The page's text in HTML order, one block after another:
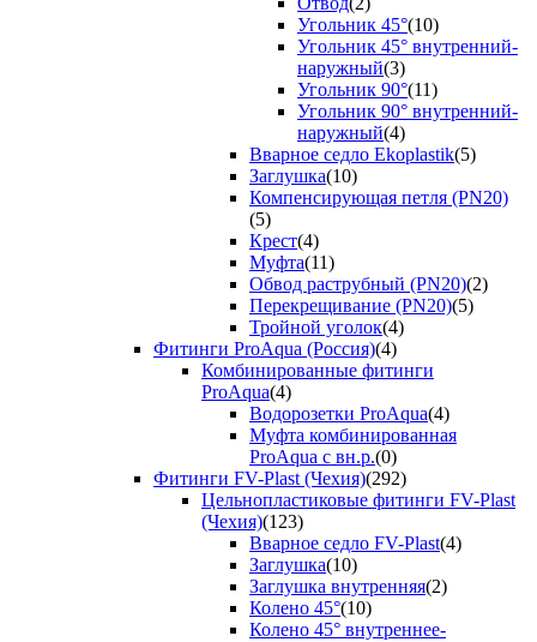
Угольник 45°(10)
Угольник 45° внутренний-
наружный(3)
Угольник 90°(11)
Угольник 90° внутренний-
наружный(4)
Вварное седло Ekoplastik(5)
Заглушка(10)
Компенсирующая петля (PN20)
(5)
Крест(4)
Муфта(11)
Обвод раструбный (PN20)(2)
Перекрещивание (PN20)(5)
Тройной уголок(4)
Фитинги ProAqua (Россия)(4)
Комбинированные фитинги
ProAqua(4)
Водорозетки ProAqua(4)
Муфта комбинированная
ProAqua с вн.р.(0)
Фитинги FV-Plast (Чехия)(292)
Цельнопластиковые фитинги FV-Plast
(Чехия)(123)
Вварное седло FV-Plast(4)
Заглушка(10)
Заглушка внутренняя(2)
Колено 45°(10)
Колено 45° внутреннее-